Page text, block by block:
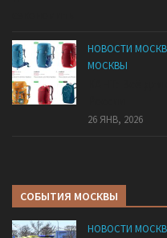
НОВОСТИ
МОСКВЫ
26 ЯНВ, 2026
СОБЫТИЯ МОСКВЫ
НОВОСТИ